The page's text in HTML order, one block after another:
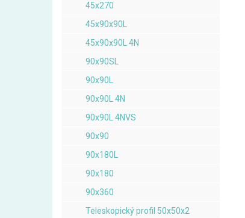
45x270
45x90x90L
45x90x90L 4N
90x90SL
90x90L
90x90L 4N
90x90L 4NVS
90x90
90x180L
90x180
90x360
Teleskopický profil 50x50x2